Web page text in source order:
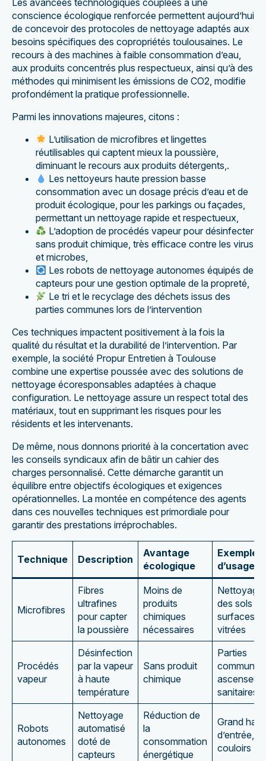
Les avancées technologiques couplées à une
conscience écologique renforcée permettent aujourd’hui
de concevoir des protocoles de nettoyage adaptés aux
besoins spécifiques des copropriétés toulousaines. Le
recours à des machines à faible consommation d’eau,
aux produits concentrés plus respectueux, ainsi qu’à des
méthodes qui minimisent les émissions de CO2, modifie
profondément la pratique professionnelle.
Parmi les innovations majeures, citons :
L’utilisation de microfibres et lingettes
réutilisables qui captent mieux la poussière,
diminuant le recours aux produits détergents,.
Les nettoyeurs haute pression basse
consommation avec un dosage précis d’eau et de
produit écologique, pour les parkings ou façades,
permettant un nettoyage rapide et respectueux,
L’adoption de procédés vapeur pour désinfecter
sans produit chimique, très efficace contre les virus
et microbes,
Les robots de nettoyage autonomes équipés de
capteurs pour une gestion optimale de la propreté,
Le tri et le recyclage des déchets issus des
parties communes lors de l’intervention
Ces techniques impactent positivement à la fois la
qualité du résultat et la durabilité de l’intervention. Par
exemple, la société Propur Entretien à Toulouse
combine une expertise poussée avec des solutions de
nettoyage écoresponsables adaptées à chaque
configuration. Le nettoyage assure un respect total des
matériaux, tout en supprimant les risques pour les
résidents et les intervenants.
De même, nous donnons priorité à la concertation avec
les conseils syndicaux afin de bâtir un cahier des
charges personnalisé. Cette démarche garantit un
équilibre entre objectifs écologiques et exigences
opérationnelles. La montée en compétence des agents
dans ces nouvelles techniques est primordiale pour
garantir des prestations irréprochables.
Technique Description
Avantage
écologique
Exemple
d’usage
Microfibres
Fibres
ultrafines
pour capter
la poussière
Moins de
produits
chimiques
nécessaires
Nettoyage
des sols et
surfaces
vitrées
Procédés
vapeur
Désinfection
par la vapeur
à haute
température
Sans produit
chimique
Parties
sanitaires
Robots
autonomes
Nettoyage
automatisé
doté de
capteurs
Réduction de
la
consommation
énergétique
Grand hall
d’entrée,
couloirs